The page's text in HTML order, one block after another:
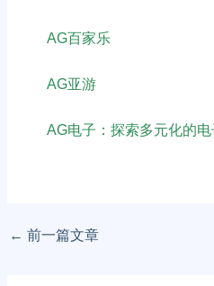
AG百家乐
AG亚游
AG电子：探索多元化的
← 前一篇文章